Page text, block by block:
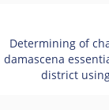
Determining of
damascena
district